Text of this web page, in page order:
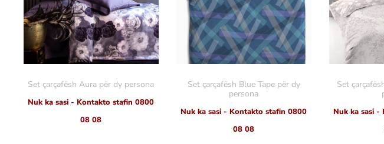
Set çarçafësh Aura për dy persona
Nuk ka sasi - Kontakto stafin 0800
08 08
Set çarçafësh Blue Tape për dy
persona
Nuk ka sasi - Kontakto stafin 0800
08 08
Set
Nuk ka sasi